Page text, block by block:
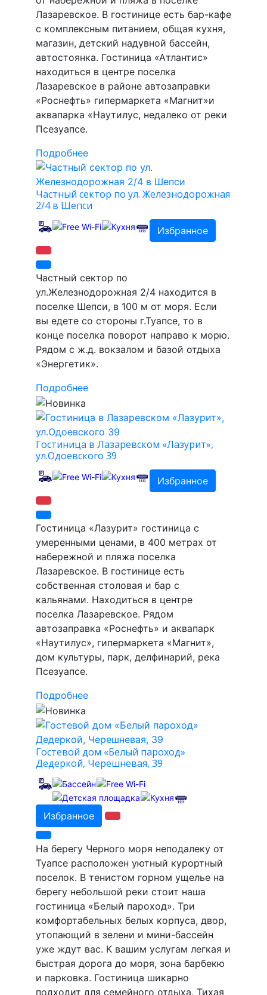
Лазаревское. В гостинице есть бар-кафе
с комплексным питанием, общая кухня,
магазин, детский надувной бассейн,
автостоянка. Гостиница «Атлантис»
находиться в центре поселка
Лазаревское в районе автозаправки
«Роснефть» гипермаркета «Магнит»и
аквапарка «Наутилус, недалеко от реки
Псезуапсе.
Подробнее
Частный сектор по ул. Железнодорожная
2/4 в Шепси
Избранное
Частный сектор по
ул.Железнодорожная 2/4 находится в
поселке Шепси, в 100 м от моря. Если
вы едете со стороны г.Туапсе, то в
конце поселка поворот направо к морю.
Рядом с ж.д. вокзалом и базой отдыха
«Энергетик».
Подробнее
Гостиница в Лазаревском «Лазурит»,
ул.Одоевского 39
Избранное
Гостиница «Лазурит» гостиница с
умеренными ценами, в 400 метрах от
набережной и пляжа поселка
Лазаревское. В гостинице есть
собственная столовая и бар с
кальянами. Находиться в центре
поселка Лазаревское. Рядом
автозаправка «Роснефть» и аквапарк
«Наутилус», гипермаркета «Магнит»,
дом культуры, парк, делфинарий, река
Псезуапсе.
Подробнее
Гостевой дом «Белый пароход»
Дедеркой, Черешневая, 39
Избранное
На берегу Черного моря неподалеку от
Туапсе расположен уютный курортный
поселок. В тенистом горном ущелье на
берегу небольшой реки стоит наша
гостиница «Белый пароход». Три
комфортабельных белых корпуса, двор,
утопающий в зелени и мини-бассейн
уже ждут вас. К вашим услугам легкая и
быстрая дорога до моря, зона барбекю
и парковка. Гостиница шикарно
подходит для семейного отдыха. Тихая